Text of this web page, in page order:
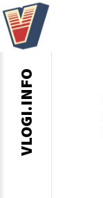
VLOGI.INFO